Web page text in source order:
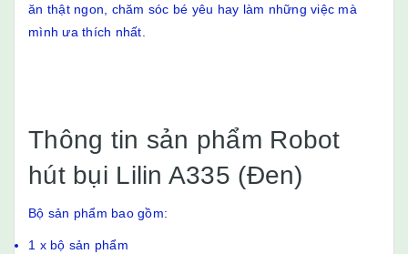
ăn thật ngon, chăm sóc bé yêu hay làm những việc mà
mình ưa thích nhất.
Thông tin sản phẩm Robot
hút bụi Lilin A335 (Đen)
Bộ sản phẩm bao gồm:
1 x bộ sản phẩm